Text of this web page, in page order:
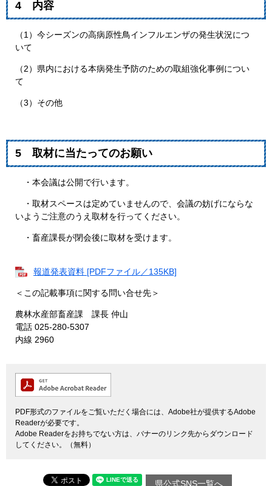
4 内容
（1）今シーズンの高病原性鳥インフルエンザの発生状況につ
いて
（2）県内における本病発生予防のための取組強化事例につい
て
（3）その他
5 取材に当たってのお願い
・本会議は公開で行います。
・取材スペースは定めていませんので、会議の妨げにならな
いようご注意のうえ取材を行ってください。
・畜産課長が閉会後に取材を受けます。
報道発表資料 [PDFファイル／135KB]
＜この記載事項に関する問い合せ先＞
農林水産部畜産課 課長 仲山
電話 025-280-5307
内線 2960
PDF形式のファイルをご覧いただく場合には、Adobe社が提供するAdobe
Readerが必要です。
Adobe Readerをお持ちでない方は、バナーのリンク先からダウンロード
してください。（無料）
県公式SNS一覧へ